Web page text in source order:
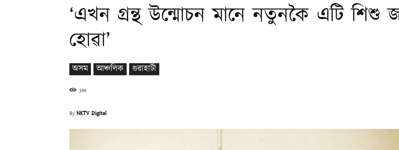
‘এখন গ্ৰন্থ উন্মোচন মানে নতুনকৈ এটি শিশু
হোৱা’
অসম আঞ্চলিক গুৱাহাটী
399
ByNKTV Digital